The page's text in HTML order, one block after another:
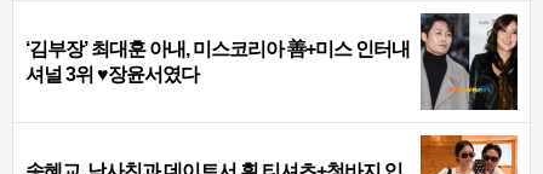
‘김부장’ 최대훈 아내, 미스코리아 善+미스 인터내
셔널 3위 ♥장윤서였다